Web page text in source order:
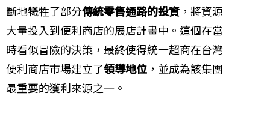
斷地犧牲了部分傳統零售通路的投資，將資源
大量投入到便利商店的展店計畫中。這個在當
時看似冒險的決策，最終使得統一超商在台灣
便利商店市場建立了領導地位 ，並成為該集團
最重要的獲利來源之一。